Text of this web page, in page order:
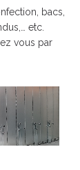
bacs,
etc.
vous par